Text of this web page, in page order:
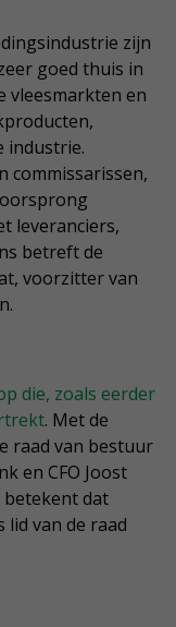
zijn
goed thuis in
vleesmarkten en
industrie.
commissarissen,
leveranciers,
betreft de
voorzitter van
die, zoals eerder
. Met de
raad van bestuur
en CFO Joost
betekent dat
van de raad